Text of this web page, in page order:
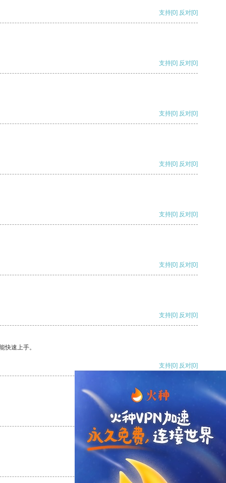
支持[0] 反对[0]
支持[0] 反对[0]
支持[0] 反对[0]
支持[0] 反对[0]
支持[0] 反对[0]
支持[0] 反对[0]
支持[0] 反对[0]
快速上手。
支持[0] 反对[0]
支持[0] 反对
支持